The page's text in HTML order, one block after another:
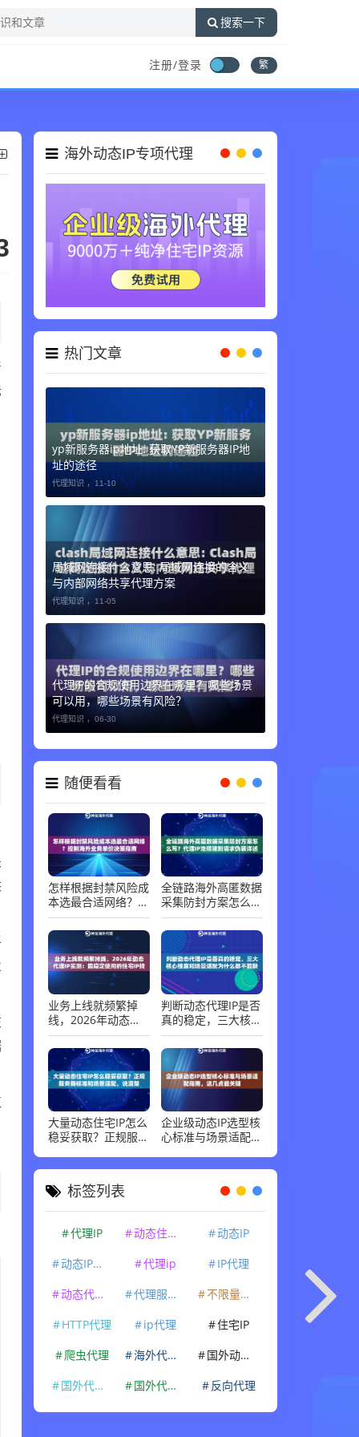
搜索一下
注册/登录 繁
海外动态IP专项代理
热门文章
yp新服务器ip地址: 获取YP新服务器IP地
址的途径
代理知识 ， 11-10
局域网连接什么意思: 局域网连接的含义
与内部网络共享代理方案
代理知识 ， 11-05
代理IP的合规使用边界在哪里？哪些场景
可以用，哪些场景有风险？
代理知识 ， 06-30
随便看看
怎样根据封禁风险成
本选最合适网络？控
制海外业务单价决策
指南
全链路海外高匿数据
采集防封方案怎么
写？代理IP池搭建到
请求伪装详述
业务上线就频繁掉
线，2026年动态代
理IP实测：能稳定使
用的住宅IP找到了
判断动态代理IP是否
真的稳定，三大核心
维度和场景适配为什
么都不能缺
大量动态住宅IP怎么
稳妥获取？正规服务
说清楚
企业级动态IP选型核
心标准与场景适配指
标签列表
代理IP 动态住宅IP
动态IP
动态IP代理
代理ip
IP代理
动态代理IP
代理服务器
不限量代理IP
HTTP代理
ip代理
住宅IP
爬虫代理
海外代理ip
国外动态IP
国外代理IP
国外代理ip 反向代理